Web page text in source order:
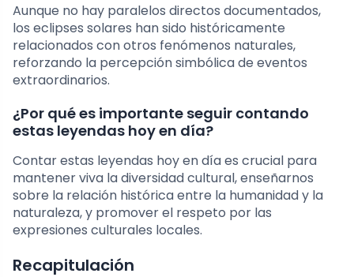
Aunque no hay paralelos directos documentados,
los eclipses solares han sido históricamente
relacionados con otros fenómenos naturales,
reforzando la percepción simbólica de eventos
extraordinarios.
¿Por qué es importante seguir contando
estas leyendas hoy en día?
Contar estas leyendas hoy en día es crucial para
mantener viva la diversidad cultural, enseñarnos
sobre la relación histórica entre la humanidad y la
naturaleza, y promover el respeto por las
expresiones culturales locales.
Recapitulación